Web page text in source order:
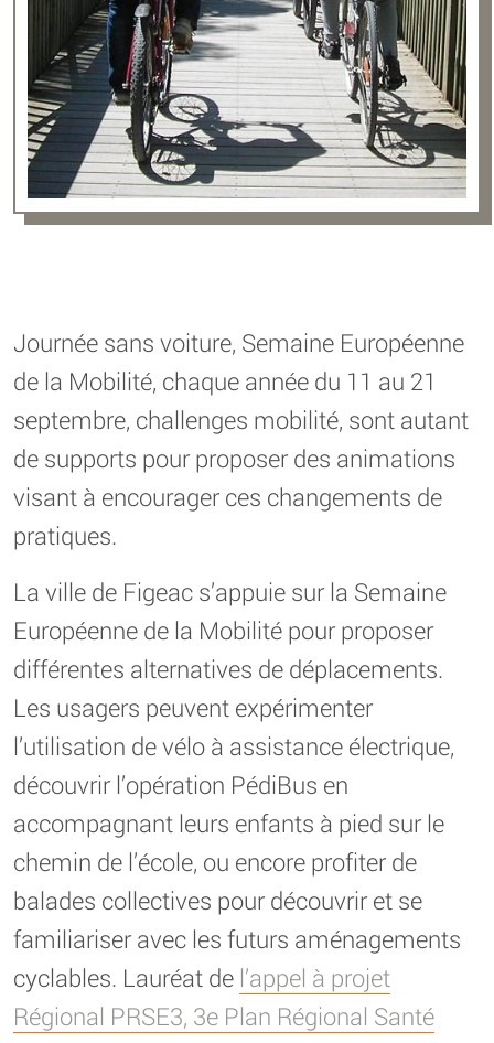
Journée sans voiture, Semaine Européenne
de la Mobilité, chaque année du 11 au 21
septembre, challenges mobilité, sont autant
de supports pour proposer des animations
visant à encourager ces changements de
pratiques.
La ville de Figeac s’appuie sur la Semaine
Européenne de la Mobilité pour proposer
différentes alternatives de déplacements.
Les usagers peuvent expérimenter
l’utilisation de vélo à assistance électrique,
découvrir l’opération PédiBus en
accompagnant leurs enfants à pied sur le
chemin de l’école, ou encore profiter de
balades collectives pour découvrir et se
familiariser avec les futurs aménagements
cyclables. Lauréat de l’appel à projet
Régional PRSE3, 3e Plan Régional Santé